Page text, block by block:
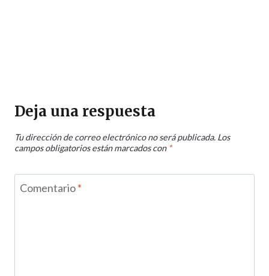
Deja una respuesta
Tu dirección de correo electrónico no será publicada. Los
campos obligatorios están marcados con *
Comentario*